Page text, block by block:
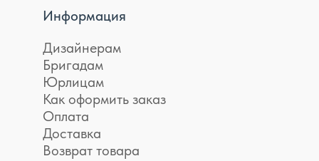
Информация
Дизайнерам
Бригадам
Юрлицам
Как оформить заказ
Оплата
Доставка
Возврат товара